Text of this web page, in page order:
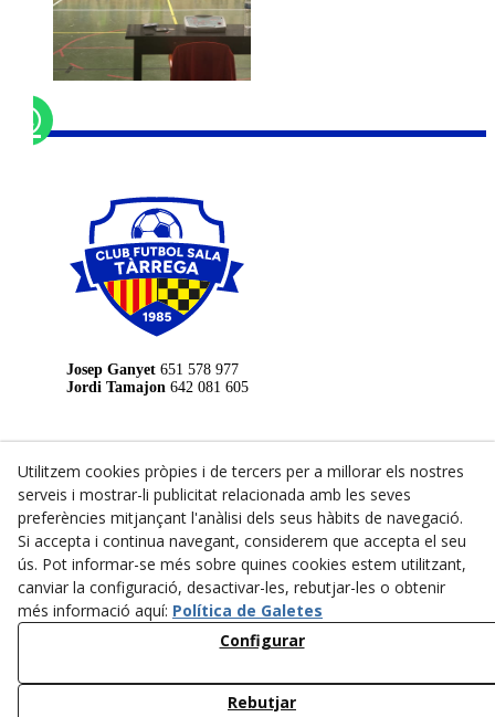
Josep Ganyet651 578 977
Jordi Tamajon 642 081 605
Avís Legal
Política de Privacitat
Política de Cookies
Pavelló Municipal d'Esports de Tàrrega
Carrer de Joan Brossa, s/n, 25300
973 31 29 35
Utilitzem cookies pròpies i de tercers per a millorar els nostres
serveis i mostrar-li publicitat relacionada amb les seves
preferències mitjançant l'anàlisi dels seus hàbits de navegació.
Si accepta i continua navegant, considerem que accepta el seu
ús. Pot informar-se més sobre quines cookies estem utilitzant,
canviar la configuració, desactivar-les, rebutjar-les o obtenir
més informació aquí: Política de Galetes
Configurar
Rebutjar